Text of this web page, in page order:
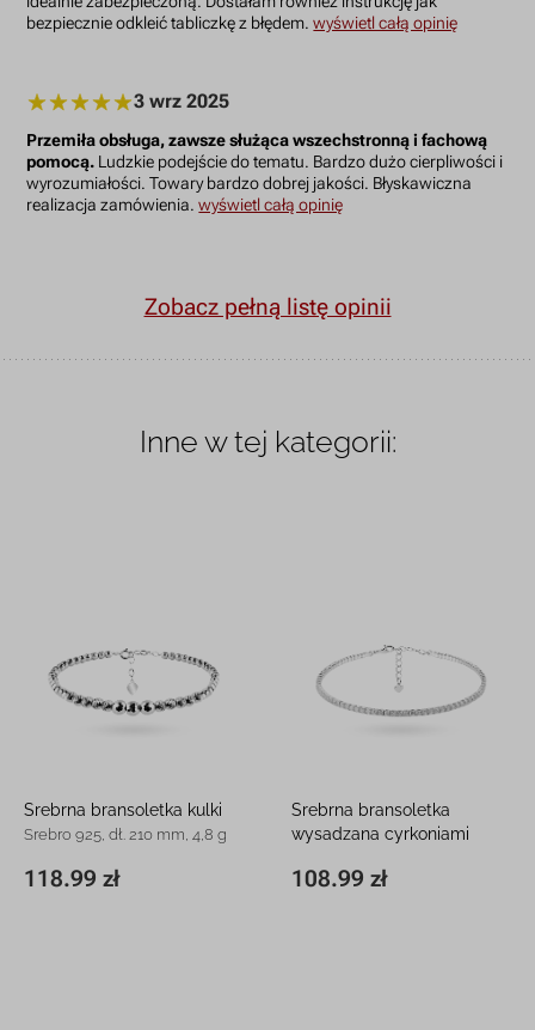
bezpiecznie odkleić tabliczkę z błędem.wyświetl całą opinię
3 wrz 2025
Przemiła obsługa, zawsze służąca wszechstronną i fachową
pomocą. Ludzkie podejście do tematu. Bardzo dużo cierpliwości i
wyrozumiałości. Towary bardzo dobrej jakości. Błyskawiczna
realizacja zamówienia.wyświetl całą opinię
Zobacz pełną listę opinii
Inne w tej kategorii:
Srebrna bransoletka kulki
Srebro 925, dł. 210 mm, 4,8 g
118.99 zł
210 x 4,9 mm
Srebrna bransoletka
wysadzana cyrkoniami
108.99 zł
220 x 2 mm